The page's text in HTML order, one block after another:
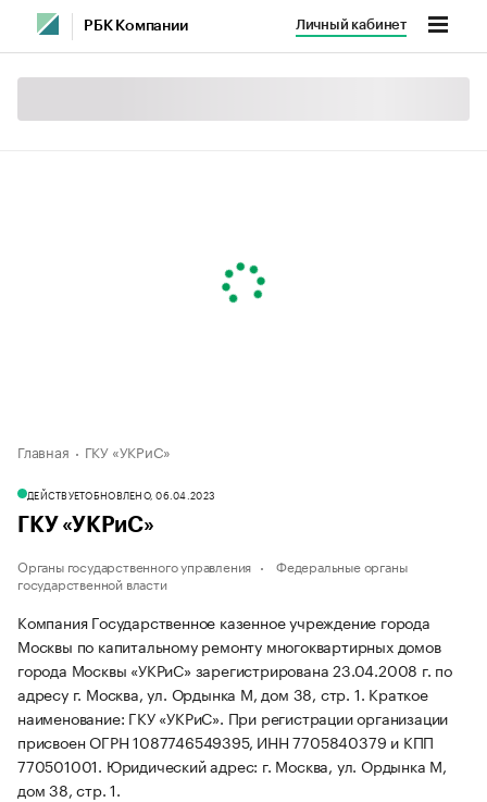
РБК Компании Личный кабинет
Главная ГКУ «УКРиС»
ДЕЙСТВУЕТОБНОВЛЕНО, 06.04.2023
ГКУ «УКРиС»
Органы государственного управления
Федеральные органы
государственной власти
Компания Государственное казенное учреждение города
Москвы по капитальному ремонту многоквартирных домов
города Москвы «УКРиС» зарегистрирована 23.04.2008 г. по
адресу г. Москва, ул. Ордынка М, дом 38, стр. 1. Краткое
наименование: ГКУ «УКРиС». При регистрации организации
присвоен ОГРН 1087746549395, ИНН 7705840379 и КПП
770501001. Юридический адрес: г. Москва, ул. Ордынка М,
дом 38, стр. 1.